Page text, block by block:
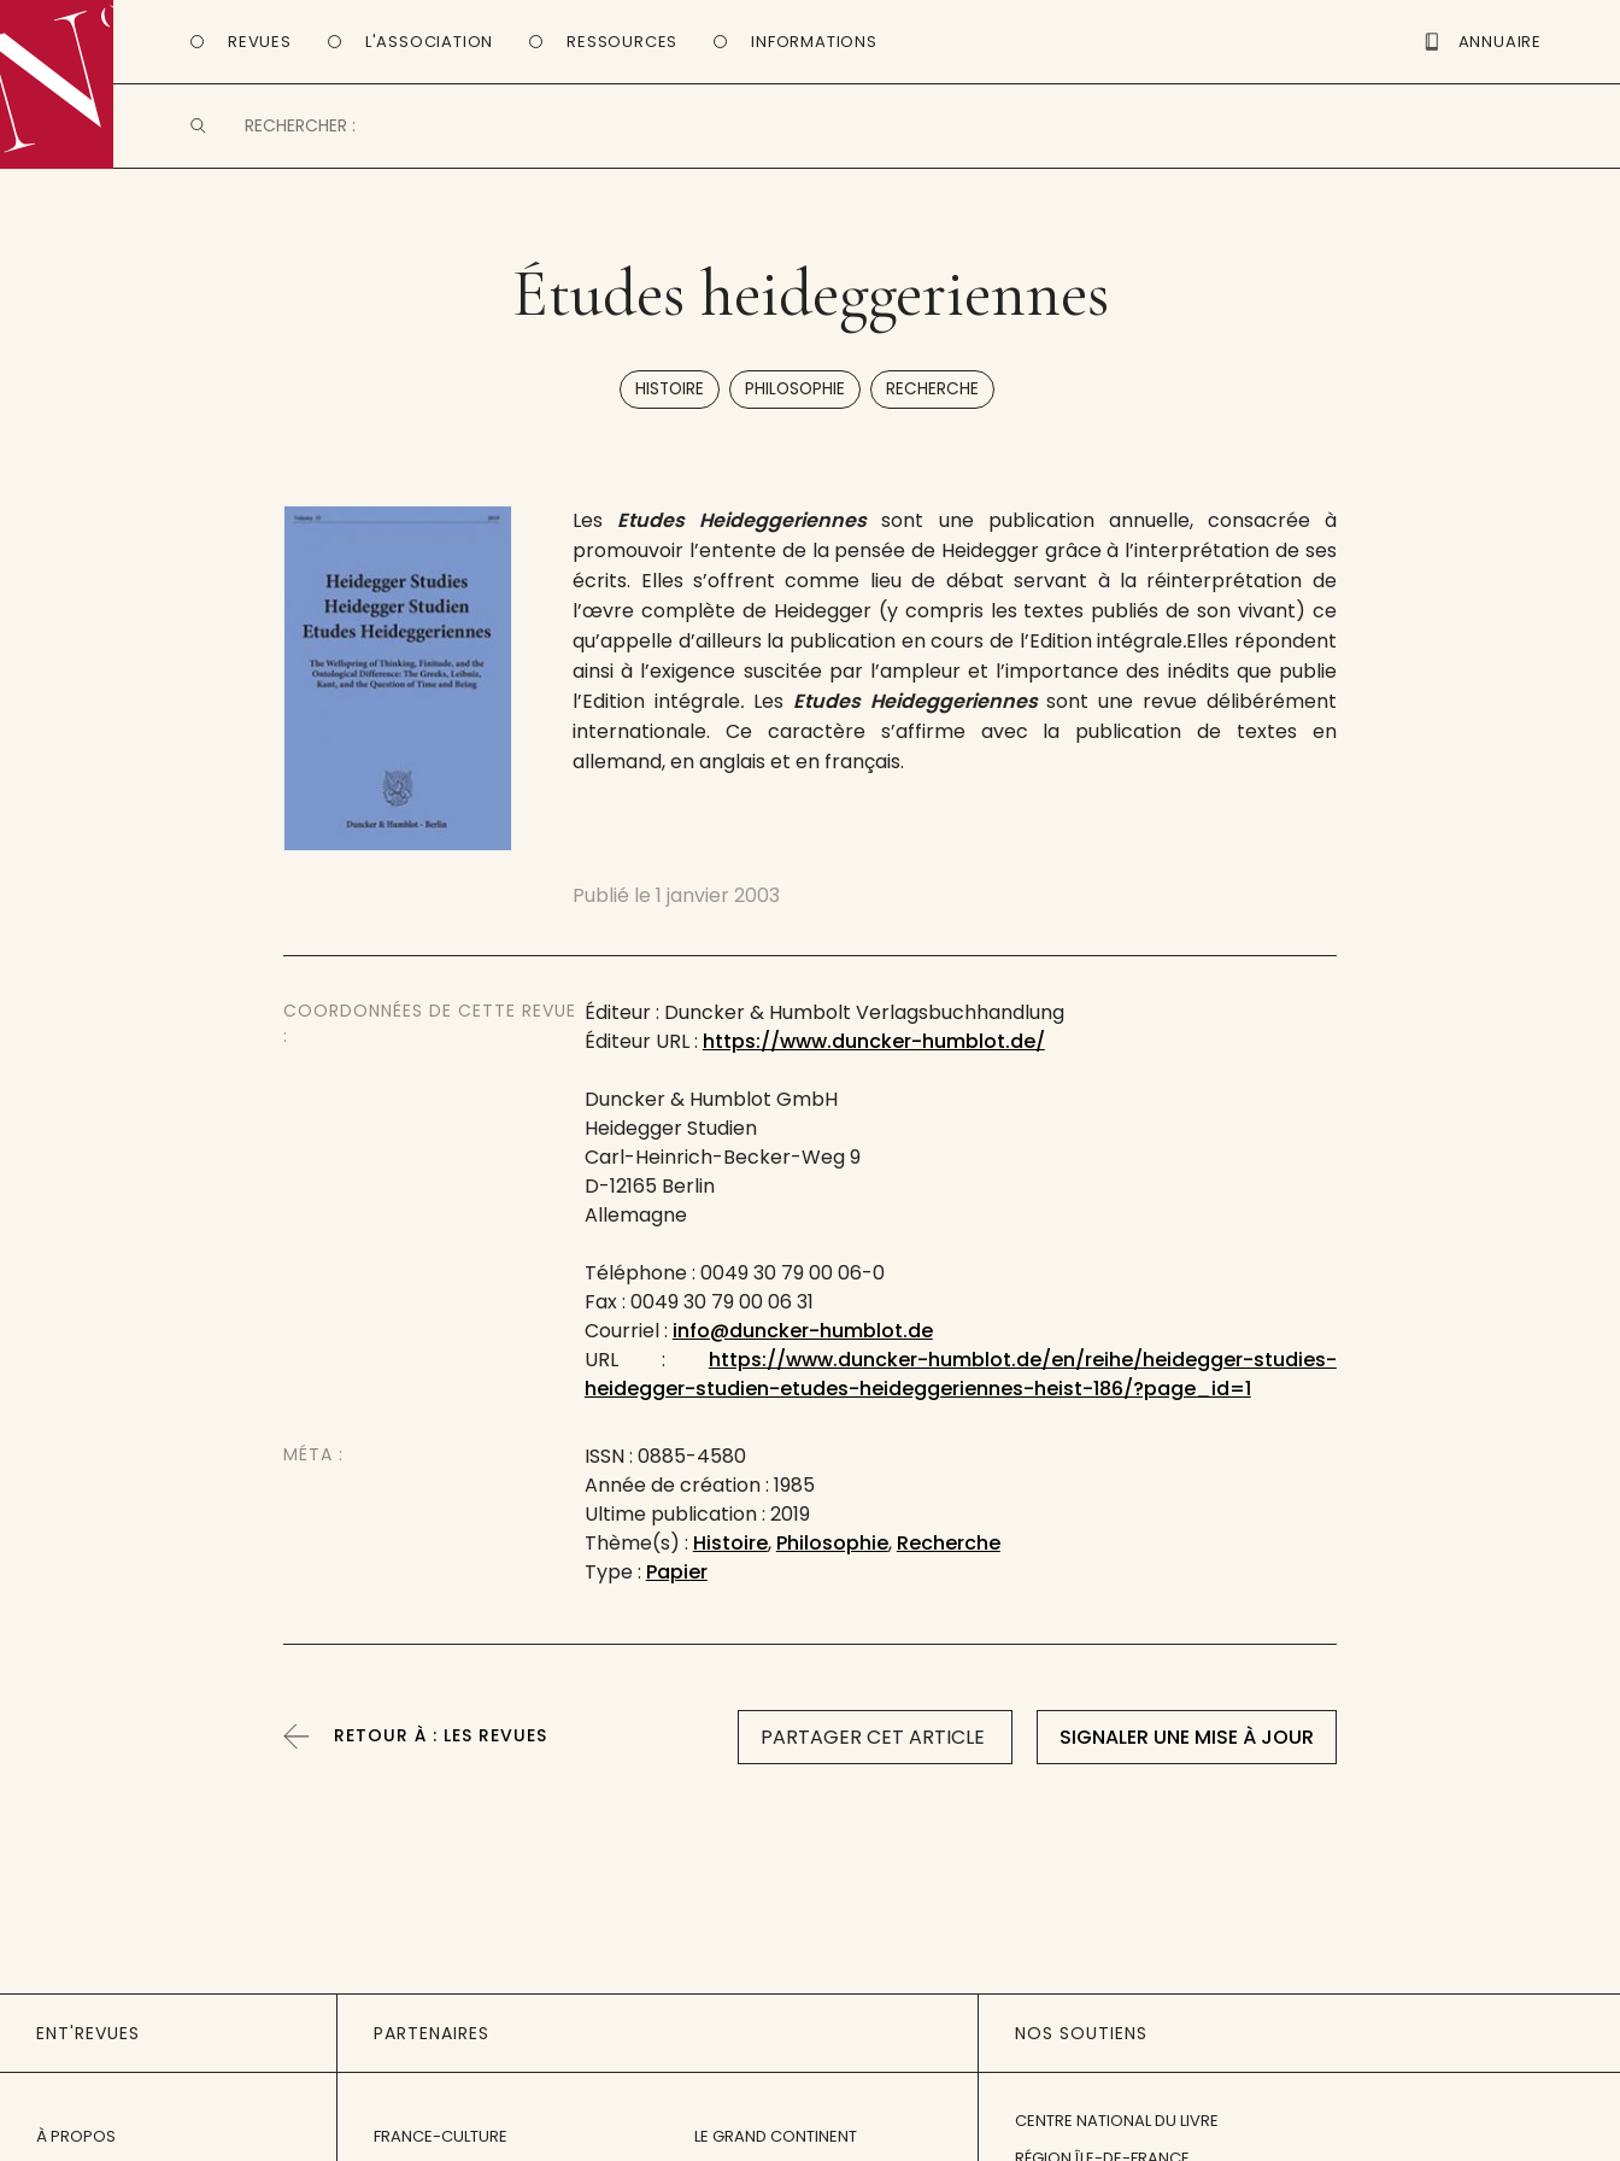
REVUES L'ASSOCIATION RESSOURCES INFORMATIONS ANNUAIRE
Études heideggeriennes
HISTOIRE PHILOSOPHIE RECHERCHE
Les Etudes Heideggeriennessont une publication annuelle, consacrée à
promouvoir l’entente de la pensée de Heidegger grâce à l’interprétation de ses
écrits. Elles s’offrent comme lieu de débat servant à la réinterprétation de
l’œvre complète de Heidegger (y compris les textes publiés de son vivant) ce
qu’appelle d’ailleurs la publication en cours de l’Edition intégrale.Elles répondent
ainsi à l’exigence suscitée par l’ampleur et l’importance des inédits que publie
l’Edition intégrale. Les Etudes Heideggeriennessont une revue délibérément
internationale. Ce caractère s’affirme avec la publication de textes en
allemand, en anglais et en français.
Publié le1 janvier 2003
COORDONNÉES DE CETTE REVUE
:
Éditeur : Duncker & Humbolt Verlagsbuchhandlung
Éditeur URL : https://www.duncker-humblot.de/
Duncker & Humblot GmbH
Heidegger Studien
Carl-Heinrich-Becker-Weg 9
D-12165 Berlin
Allemagne
Téléphone : 0049 30 79 00 06-0
Fax : 0049 30 79 00 06 31
Courriel : info@duncker-humblot.de
URL : https://www.duncker-humblot.de/en/reihe/heidegger-studies-
heidegger-studien-etudes-heideggeriennes-heist-186/?page_id=1
MÉTA :
ISSN : 0885-4580
Année de création : 1985
Ultime publication : 2019
Thème(s) : Histoire, Philosophie, Recherche
Type : Papier
PARTAGER CET ARTICLE SIGNALER UNE MISE À JOUR
RETOUR À : LES REVUES
ENT'REVUES
À PROPOS
PARTENAIRES
FRANCE-CULTURE LE GRAND CONTINENT
NOS SOUTIENS
CENTRE NATIONAL DU LIVRE